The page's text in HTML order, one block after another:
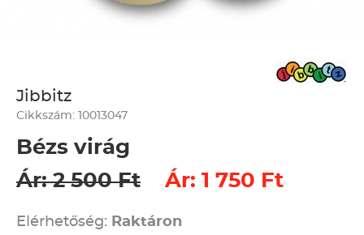
Jibbitz
Cikkszám: 10013047
Bézs virág
Ár: 2 500 Ft
Ár: 1 750 Ft
Elérhetőség: Raktáron